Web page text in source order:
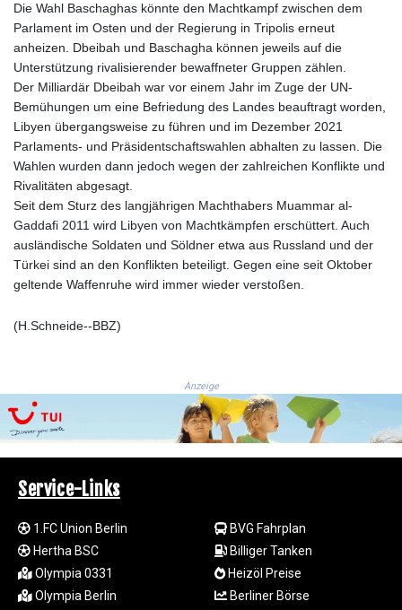
1584474.640687
ISK 142.41109
JEP 0.856077
JMD 182.637459
JOD 0.81708
JPY 182.544457
KES 149.083075
KGS 100.783234
KHR
KMF 492.105126
KRW
1640.600173
KWD 0.356874
KYD 0.960205
103179.229954
LKR 387.028882
LRD 207.974585
LSL 18.793369
MAD 10.750192
MDL 20.047704
MGA
Die Wahl Baschaghas könnte den Machtkampf zwischen dem
Parlament im Osten und der Regierung in Tripolis erneut
anheizen. Dbeibah und Baschagha können jeweils auf die
Unterstützung rivalisierender bewaffneter Gruppen zählen.
Der Milliardär Dbeibah war vor einem Jahr im Zuge der UN-
Bemühungen um eine Befriedung des Landes beauftragt worden,
Libyen übergangsweise zu führen und im Dezember 2021
Parlaments- und Präsidentschaftswahlen abhalten zu lassen. Die
Wahlen wurden dann jedoch wegen der zahlreichen Konflikte und
Rivalitäten abgesagt.
Seit dem Sturz des langjährigen Machthabers Muammar al-
Gaddafi 2011 wird Libyen von Machtkämpfen erschüttert. Auch
ausländische Soldaten und Söldner etwa aus Russland und der
Türkei sind an den Konflikten beteiligt. Gegen eine seit Oktober
geltende Waffenruhe wird immer wieder verstoßen.
(H.Schneide--BBZ)
Anzeige
Service-Links
1.FC Union Berlin
Hertha BSC
Olympia 0331
Olympia Berlin
BVG Fahrplan
Billiger Tanken
Heizöl Preise
Berliner Börse